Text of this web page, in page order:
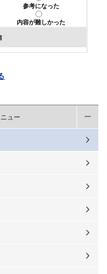
参考になった
内容が難しかった
ュー